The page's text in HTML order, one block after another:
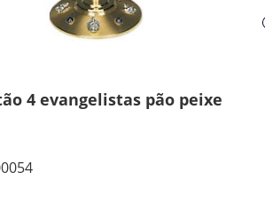
4 evangelistas pão peixe